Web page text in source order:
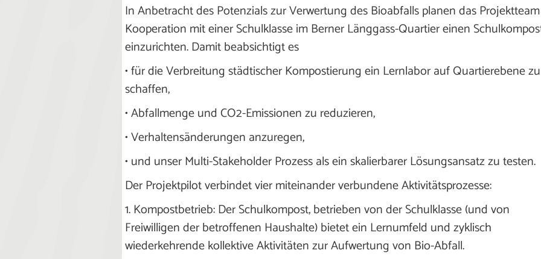
In Anbetracht des Potenzials zur Verwertung des Bioabfalls planen das
Kooperation mit einer Schulklasse im Berner Länggass-Quartier einen
einzurichten. Damit beabsichtigt es
• für die Verbreitung städtischer Kompostierung ein Lernlabor auf Quartierebene zu
schaffen,
• Abfallmenge und CO2-Emissionen zu reduzieren,
• Verhaltensänderungen anzuregen,
• und unser Multi-Stakeholder Prozess als ein skalierbarer Lösungsansatz zu testen.
Der Projektpilot verbindet vier miteinander verbundene Aktivitätsprozesse:
1. Kompostbetrieb: Der Schulkompost, betrieben von der Schulklasse (und von
Freiwilligen der betroffenen Haushalte) bietet ein Lernumfeld und zyklisch
wiederkehrende kollektive Aktivitäten zur Aufwertung von Bio-Abfall.